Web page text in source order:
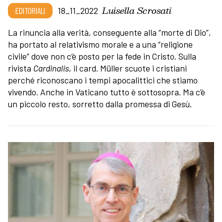
EDITORIALI 18_11_2022 Luisella Scrosati
La rinuncia alla verità, conseguente alla “morte di Dio”,
ha portato al relativismo morale e a una “religione
civile” dove non c’è posto per la fede in Cristo. Sulla
rivista Cardinalis, il card. Müller scuote i cristiani
perché riconoscano i tempi apocalittici che stiamo
vivendo. Anche in Vaticano tutto è sottosopra. Ma c’è
un piccolo resto, sorretto dalla promessa di Gesù.